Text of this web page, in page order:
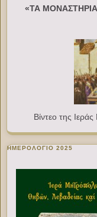
«ΤΑ
Βίντεο της
ΗΜΕΡΟΛΟΓΙΟ 2025